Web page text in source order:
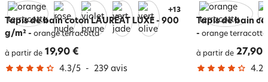
+17
Tapis de bain coton LAURÉAT LUXE - 900
g/m² - orange terracotta
à partir de 19,90 €
4.3/5 - 239 avis
Tapis de bain
- orange terracotta
à partir de 27,90
4.2